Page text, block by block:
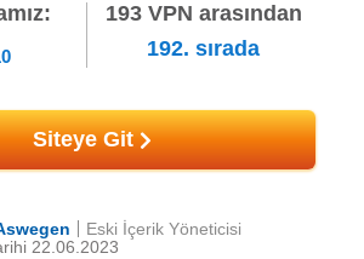
193VPN arasından
192. sırada
Siteye Git
22.06.2023
Eski İçerik Yöneticisi